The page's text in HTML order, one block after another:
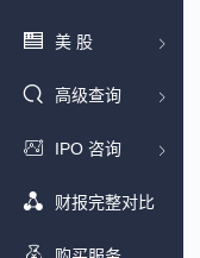
美 股
高级查询
IPO 咨询
财报完整对比